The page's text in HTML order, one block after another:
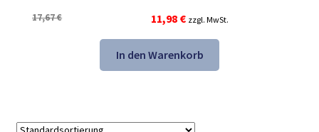
17,67€
Ursprünglicher
Preis
war:
17,67 €
11,98 €Aktueller
Preis
ist:
11,98 €.
zzgl. MwSt.
In den Warenkorb